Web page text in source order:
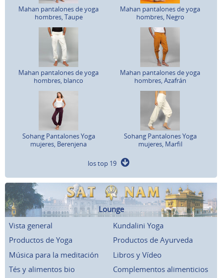
Mahan pantalones de yoga
hombres, Taupe
Mahan pantalones de yoga
hombres, Negro
Mahan pantalones de yoga
hombres, blanco
Mahan pantalones de yoga
hombres, Azafrán
Sohang Pantalones Yoga
mujeres, Berenjena
Sohang Pantalones Yoga
mujeres, Marfil
los top 19
Lounge
Vista general
Kundalini Yoga
Productos de Yoga
Productos de Ayurveda
Música para la meditación
Libros y Vídeo
Tés y alimentos bio
Complementos alimenticios